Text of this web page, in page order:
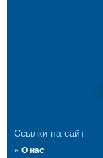
Ссылки на сайт
О нас